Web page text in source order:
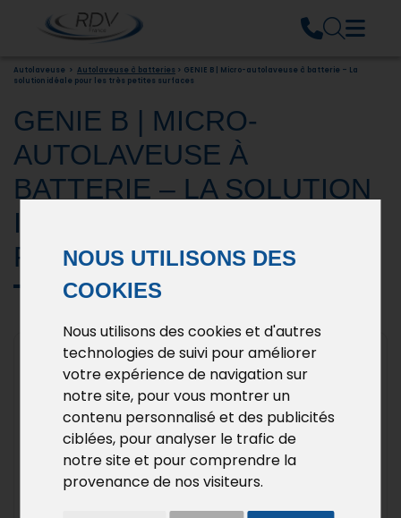
NOUS UTILISONS DES
COOKIES
Nous utilisons des cookies et d'autres
technologies de suivi pour améliorer
votre expérience de navigation sur
notre site, pour vous montrer un
contenu personnalisé et des publicités
ciblées, pour analyser le trafic de
notre site et pour comprendre la
provenance de nos visiteurs.
Autolaveuse > Autolaveuse à batteries > GENIE B | Micro-autolaveuse à batterie – La
solution idéale pour les très petites surfaces
GENIE B | MICRO-
AUTOLAVEUSE À
BATTERIE – LA SOLUTION
IDÉALE POUR LES TRÈS
PETITES SURFACES